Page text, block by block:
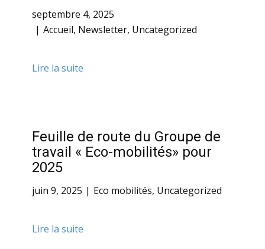
septembre 4, 2025
Accueil, Newsletter, Uncategorized
Lire la suite
Feuille de route du Groupe de
travail « Eco-mobilités» pour
2025
juin 9, 2025 Eco mobilités, Uncategorized
Lire la suite